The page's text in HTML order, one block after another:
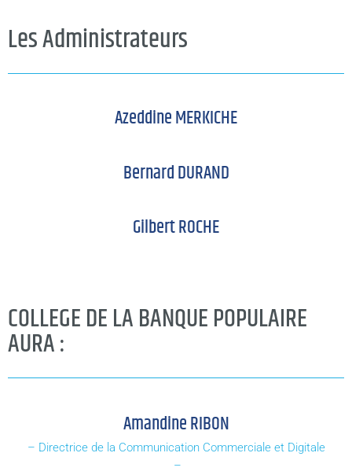
Les Administrateurs
Azeddine MERKICHE
Bernard DURAND
Gilbert ROCHE
COLLEGE DE LA BANQUE POPULAIRE
AURA :
Amandine RIBON
– Directrice de la Communication Commerciale et Digitale
–